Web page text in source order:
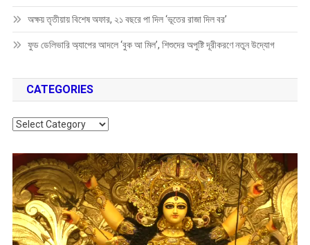
অক্ষয় তৃতীয়ায় বিশেষ অফার, ২১ বছরে পা দিল ‘ভূতের রাজা দিল বর’
ফুড ডেলিভারি অ্যাপের আদলে ‘বুক আ মিল’, শিশুদের অপুষ্টি দূরীকরণে নতুন উদ্যোগ
CATEGORIES
Categories